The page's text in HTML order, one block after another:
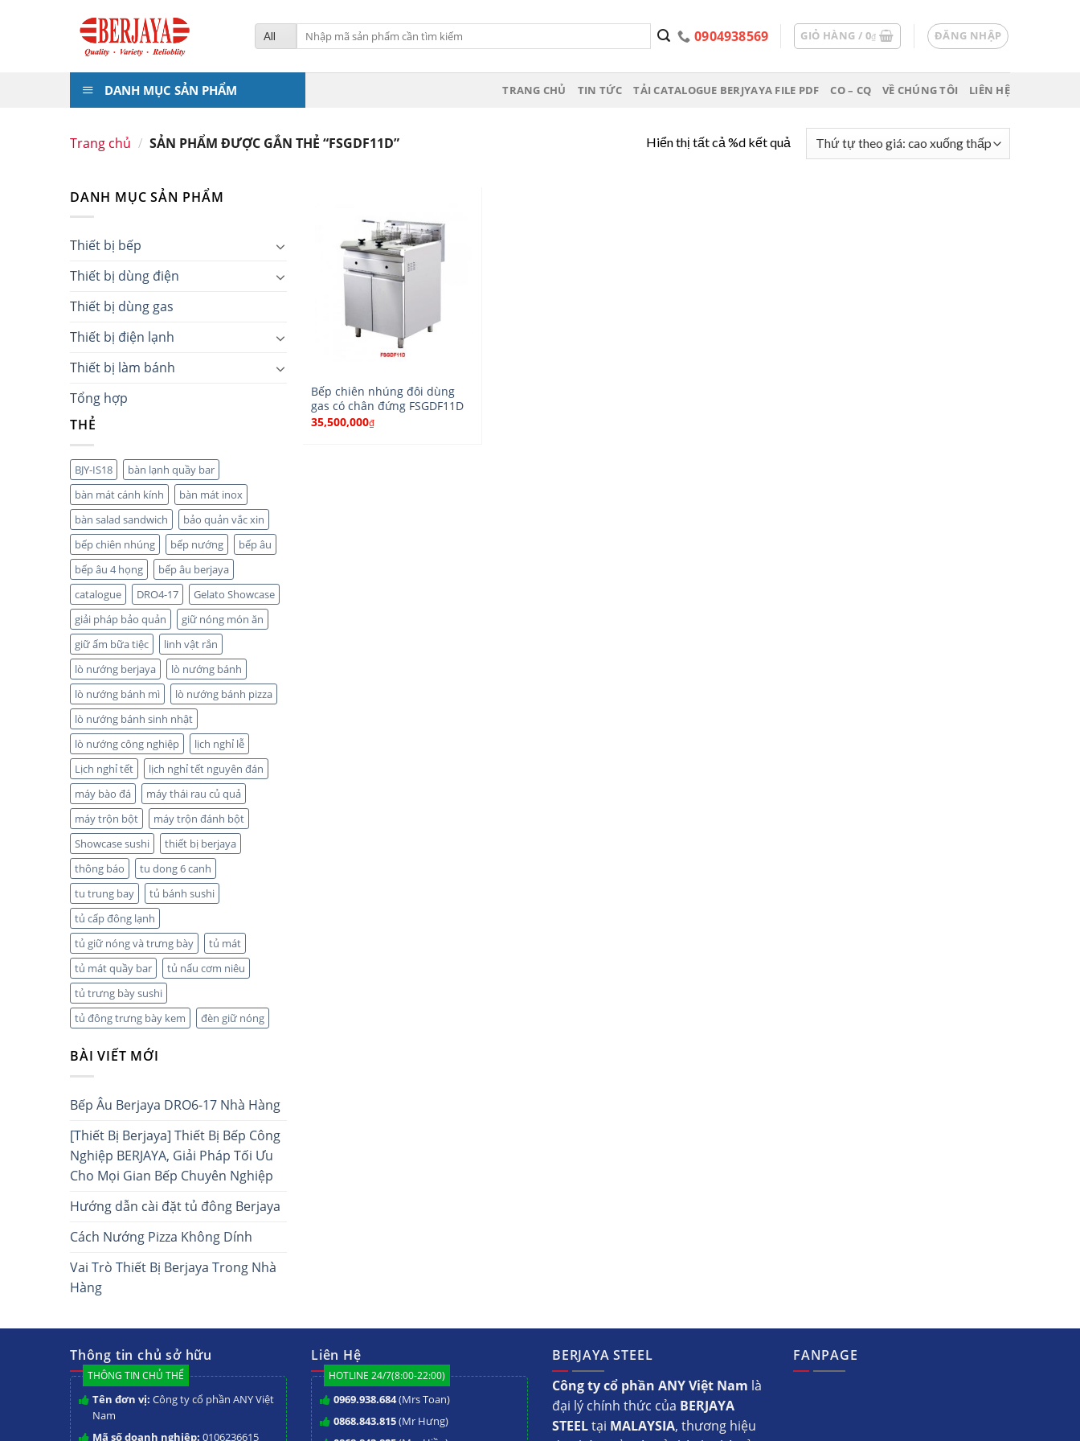
Tìm
kiếm:
0904938569 GIỎ HÀNG / 0₫ ĐĂNG NHẬP
DANH MỤC SẢN PHẨM TRANG CHỦ TIN TỨC TẢI CATALOGUE BERJYAYA FILE PDF CO – CQ VỀ CHÚNG TÔI LIÊN HỆ
Trang chủ / SẢN PHẨM ĐƯỢC GẮN THẺ “FSGDF11D” Hiển thị tất cả %d kết quả
DANH MỤC SẢN PHẨM
Thiết bị bếp
Thiết bị dùng điện
Thiết bị dùng gas
Thiết bị điện lạnh
Thiết bị làm bánh
Tổng hợp
THẺ
BJY-IS18
bàn lạnh quầy bar
bàn mát cánh kính
bàn mát inox
bàn salad sandwich
bảo quản vắc xin
bếp chiên nhúng
bếp nướng
bếp âu
bếp âu 4 họng
bếp âu berjaya
catalogue
DRO4-17
Gelato Showcase
giải pháp bảo quản
giữ nóng món ăn
giữ ấm bữa tiệc
linh vật rắn
lò nướng berjaya
lò nướng bánh
lò nướng bánh mì
lò nướng bánh pizza
lò nướng bánh sinh nhật
lò nướng công nghiệp
lịch nghỉ lễ
Lịch nghỉ tết
lịch nghỉ tết nguyên đán
máy bào đá
máy thái rau củ quả
máy trộn bột
máy trộn đánh bột
Showcase sushi
thiết bị berjaya
thông báo
tu dong 6 canh
tu trung bay
tủ bánh sushi
tủ cấp đông lạnh
tủ giữ nóng và trưng bày
tủ mát
tủ mát quầy bar
tủ nấu cơm niêu
tủ trưng bày sushi
tủ đông trưng bày kem
đèn giữ nóng
BÀI VIẾT MỚI
Bếp Âu Berjaya DRO6-17 Nhà Hàng
[Thiết Bị Berjaya] Thiết Bị Bếp Công
Nghiệp BERJAYA, Giải Pháp Tối Ưu
Cho Mọi Gian Bếp Chuyên Nghiệp
Hướng dẫn cài đặt tủ đông Berjaya
Cách Nướng Pizza Không Dính
Vai Trò Thiết Bị Berjaya Trong Nhà
Hàng
Bếp chiên nhúng đôi dùng
gas có chân đứng FSGDF11D
35,500,000₫
Thông tin chủ sở hữu
THÔNG TIN CHỦ THỂ
Tên đơn vị: Công ty cổ phần ANY Việt
Nam
Mã số doanh nghiệp: 0106236615
Liên Hệ
HOTLINE 24/7(8:00-22:00)
0969.938.684(Mrs Toan)
0868.843.815(Mr Hưng)
BERJAYA STEEL
Công ty cổ phần ANY Việt Nam là
đại lý chính thức của BERJAYA
STEELtại MALAYSIA, thương hiệu
FANPAGE